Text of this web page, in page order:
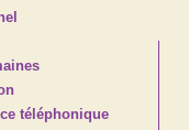
téléphonique